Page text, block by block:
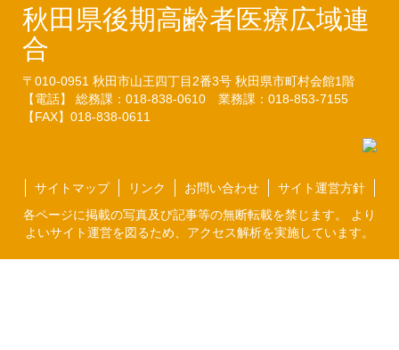
秋田県後期高齢者医療広域連
合
〒010-0951 秋田市山王四丁目2番3号 秋田県市町村会館1階
【電話】 総務課：018-838-0610 業務課：018-853-7155
【FAX】018-838-0611
サイトマップ リンク お問い合わせ
サイト運営方針
各ページに掲載の写真及び記事等の無断転載を禁じます。 より
よいサイト運営を図るため、アクセス解析を実施しています。